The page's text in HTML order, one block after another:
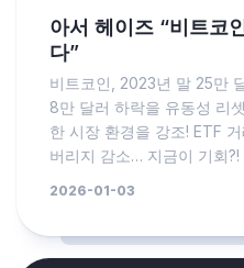
아서 헤이즈 “비트코
다”
비트코인, 2023년 말 25만
8만 달러 하락을 유동성 리
한 시장 환경을 강조! ETF
버리지 감소… 지금이 기회?!
2026-01-03